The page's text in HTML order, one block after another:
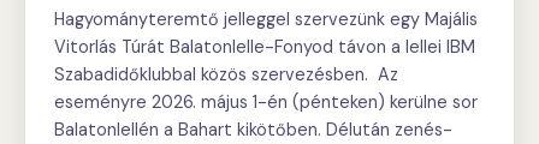
Hagyományteremtő jelleggel szervezünk egy Majális
Vitorlás Túrát Balatonlelle-Fonyod távon a lellei IBM
Szabadidőklubbal közös szervezésben. Az
eseményre 2026. május 1-én (pénteken) kerülne sor
Balatonlellén a Bahart kikötőben. Délután zenés-